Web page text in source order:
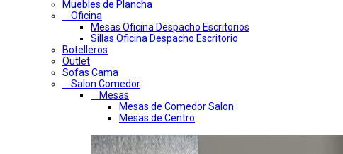
Muebles de Plancha
Oficina
Mesas Oficina Despacho Escritorios
Sillas Oficina Despacho Escritorio
Botelleros
Outlet
Sofas Cama
Salon Comedor
Mesas
Mesas de Comedor Salon
Mesas de Centro